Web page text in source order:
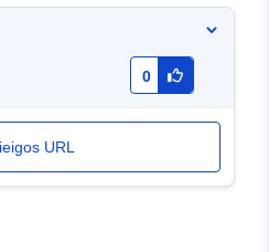
0
URL